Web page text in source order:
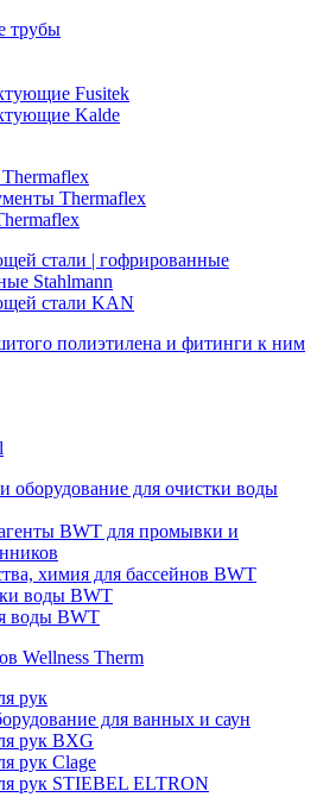
трубы
Fusitek
Kalde
Thermaflex
стали | гофрированные
Stahlmann
стали KAN
полиэтилена и фитинги к ним
оборудование для очистки воды
BWT для промывки и
химия для бассейнов BWT
воды BWT
воды BWT
Wellness Therm
рук
для ванных и саун
рук BXG
рук Clage
рук STIEBEL ELTRON